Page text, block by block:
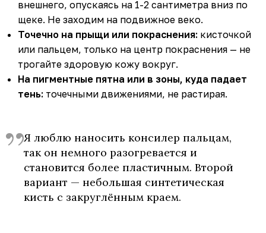
внешнего, опускаясь на 1-2 сантиметра вниз по
щеке. Не заходим на подвижное веко.
Точечно на прыщи или покраснения: кисточкой
или пальцем, только на центр покраснения — не
трогайте здоровую кожу вокруг.
На пигментные пятна или в зоны, куда падает
тень: точечными движениями, не растирая.
Я люблю наносить консилер пальцам,
так он немного разогревается и
становится более пластичным. Второй
вариант — небольшая синтетическая
кисть с закруглённым краем.